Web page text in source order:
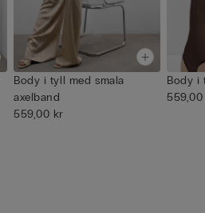
Body i tyll med smala
axelband
559,00 kr
Body i